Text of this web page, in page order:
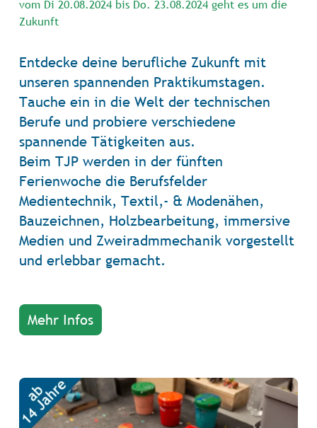
vom Di 20.08.2024 bis Do. 23.08.2024 geht es um die
Zukunft
Entdecke deine berufliche Zukunft mit
unseren spannenden Praktikumstagen.
Tauche ein in die Welt der technischen
Berufe und probiere verschiedene
spannende Tätigkeiten aus.
Beim TJP werden in der fünften
Ferienwoche die Berufsfelder
Medientechnik, Textil,- & Modenähen,
Bauzeichnen, Holzbearbeitung, immersive
Medien und Zweiradmmechanik vorgestellt
und erlebbar gemacht.
Mehr Infos